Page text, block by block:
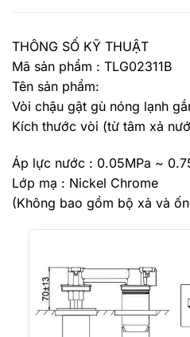
THÔNG SỐ KỸ THUẬT
Mã sản phẩm : TLG02311B
Tên sản phẩm:
Vòi chậu gật gù nóng lạnh
Kích thước vòi (từ tâm xả
Áp lực nước : 0.05MPa ~
Lớp mạ : Nickel Chrome
(Không bao gồm bộ xả và